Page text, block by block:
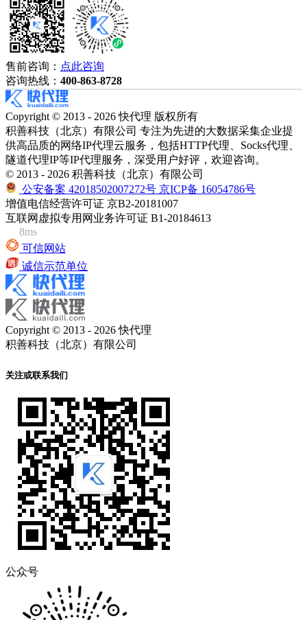
售前咨询： 点此咨询
咨询热线： 400-863-8728
Copyright © 2013 - 2026 快代理 版权所有
积善科技（北京）有限公司 专注为先进的大数据采集企业提
供高品质的网络IP代理云服务，包括HTTP代理、Socks代理、
隧道代理IP等IP代理服务，深受用户好评，欢迎咨询。
© 2013 - 2026 积善科技（北京）有限公司
公安备案 42018502007272号 京ICP备 16054786号
增值电信经营许可证 京B2-20181007
互联网虚拟专用网业务许可证 B1-20184613
8ms
可信网站
诚信示范单位
Copyright © 2013 - 2026 快代理
积善科技（北京）有限公司
关注或联系我们
公众号